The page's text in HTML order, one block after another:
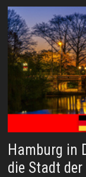
Hamburg in
die Stadt